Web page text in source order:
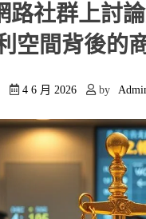
路社群上討
空間背後的
4 6 月 2026 by